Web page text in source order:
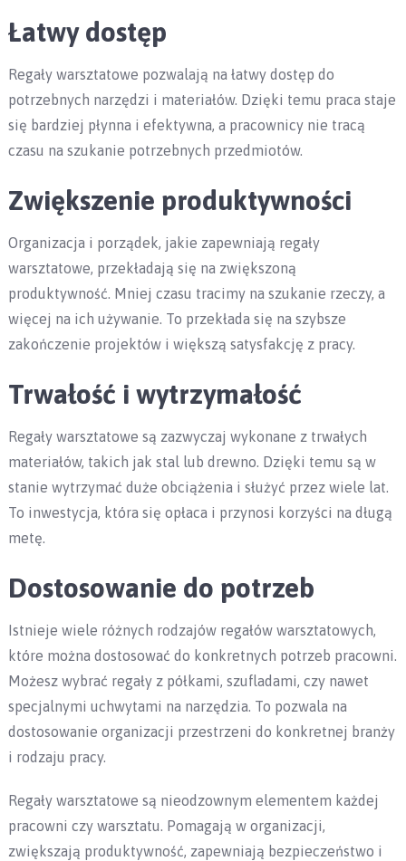
Łatwy dostęp
Regały warsztatowe pozwalają na łatwy dostęp do
potrzebnych narzędzi i materiałów. Dzięki temu praca staje
się bardziej płynna i efektywna, a pracownicy nie tracą
czasu na szukanie potrzebnych przedmiotów.
Zwiększenie produktywności
Organizacja i porządek, jakie zapewniają regały
warsztatowe, przekładają się na zwiększoną
produktywność. Mniej czasu tracimy na szukanie rzeczy, a
więcej na ich używanie. To przekłada się na szybsze
zakończenie projektów i większą satysfakcję z pracy.
Trwałość i wytrzymałość
Regały warsztatowe są zazwyczaj wykonane z trwałych
materiałów, takich jak stal lub drewno. Dzięki temu są w
stanie wytrzymać duże obciążenia i służyć przez wiele lat.
To inwestycja, która się opłaca i przynosi korzyści na długą
metę.
Dostosowanie do potrzeb
Istnieje wiele różnych rodzajów regałów warsztatowych,
które można dostosować do konkretnych potrzeb pracowni.
Możesz wybrać regały z półkami, szufladami, czy nawet
specjalnymi uchwytami na narzędzia. To pozwala na
dostosowanie organizacji przestrzeni do konkretnej branży
i rodzaju pracy.
Regały warsztatowe są nieodzownym elementem każdej
pracowni czy warsztatu. Pomagają w organizacji,
zwiększają produktywność, zapewniają bezpieczeństwo i